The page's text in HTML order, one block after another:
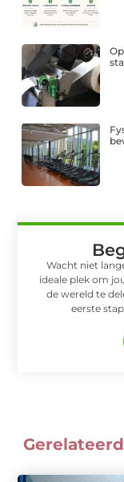
Wacht niet
ideale plek om
de wereld te
eerste